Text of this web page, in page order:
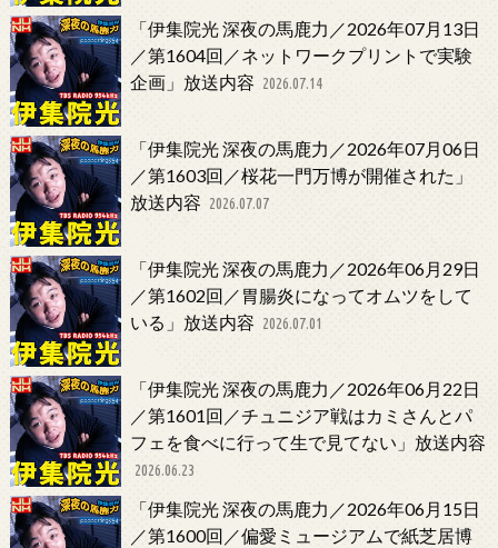
「伊集院光 深夜の馬鹿力／2026年07月13日
／第1604回／ネットワークプリントで実験
企画」放送内容 2026.07.14
「伊集院光 深夜の馬鹿力／2026年07月06日
／第1603回／桜花一門万博が開催された」
放送内容 2026.07.07
「伊集院光 深夜の馬鹿力／2026年06月29日
／第1602回／胃腸炎になってオムツをして
いる」放送内容 2026.07.01
「伊集院光 深夜の馬鹿力／2026年06月22日
／第1601回／チュニジア戦はカミさんとパ
フェを食べに行って生で見てない」放送内容
2026.06.23
「伊集院光 深夜の馬鹿力／2026年06月15日
／第1600回／偏愛ミュージアムで紙芝居博